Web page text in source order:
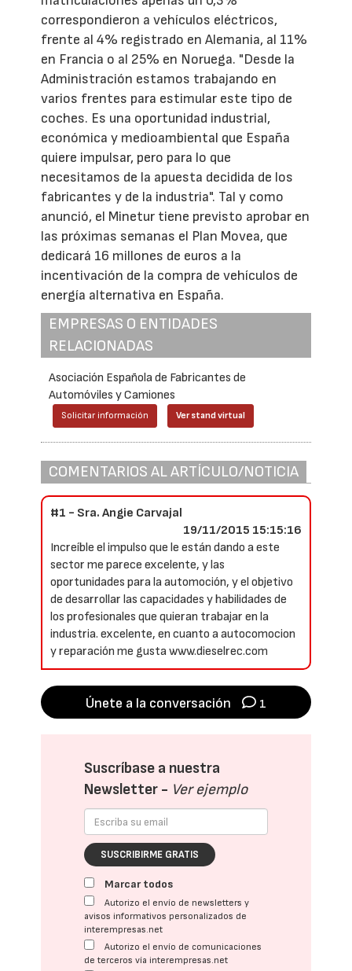
correspondieron a vehículos eléctricos,
frente al 4% registrado en Alemania, al 11%
en Francia o al 25% en Noruega. "Desde la
Administración estamos trabajando en
varios frentes para estimular este tipo de
coches. Es una oportunidad industrial,
económica y medioambiental que España
quiere impulsar, pero para lo que
necesitamos de la apuesta decidida de los
fabricantes y de la industria". Tal y como
anunció, el Minetur tiene previsto aprobar en
las próximas semanas el Plan Movea, que
dedicará 16 millones de euros a la
incentivación de la compra de vehículos de
energía alternativa en España.
EMPRESAS O ENTIDADES
RELACIONADAS
Asociación Española de Fabricantes de
Automóviles y Camiones
Solicitar información Ver stand virtual
COMENTARIOS AL ARTÍCULO/NOTICIA
#1 - Sra. Angie Carvajal
19/11/2015 15:15:16
Increíble el impulso que le están dando a este
sector me parece excelente, y las
oportunidades para la automoción, y el objetivo
de desarrollar las capacidades y habilidades de
los profesionales que quieran trabajar en la
industria. excelente, en cuanto a autocomocion
y reparación me gusta www.dieselrec.com
Únete a la conversación 1
Suscríbase a nuestra
Newsletter - Ver ejemplo
SUSCRIBIRME GRATIS
Marcar todos
Autorizo el envío de newsletters y
avisos informativos personalizados de
interempresas.net
Autorizo el envío de comunicaciones
de terceros vía interempresas.net